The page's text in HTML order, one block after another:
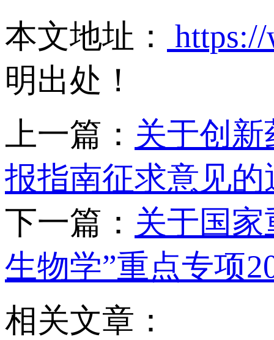
本文地址：
明出处！
上一篇： 关于创
报指南征求意见的
下一篇： 关于国
生物学”重点专项
相关文章：